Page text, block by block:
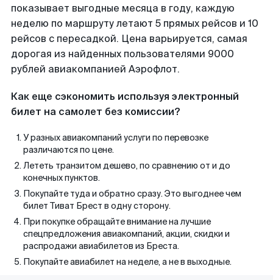
показывает выгодные месяца в году, каждую
неделю по маршруту летают 5 прямых рейсов и 10
рейсов с пересадкой. Цена варьируется, самая
дорогая из найденных пользователями 9000
рублей авиакомпанией Аэрофлот.
Как еще сэкономить используя электронный
билет на самолет без комиссии?
У разных авиакомпаний услуги по перевозке
различаются по цене.
Лететь транзитом дешево, по сравнению от и до
конечных пунктов.
Покупайте туда и обратно сразу. Это выгоднее чем
билет Тиват Брест в одну сторону.
При покупке обращайте внимание на лучшие
спецпредложения авиакомпаний, акции, скидки и
распродажи авиабилетов из Бреста.
Покупайте авиабилет на неделе, а не в выходные.